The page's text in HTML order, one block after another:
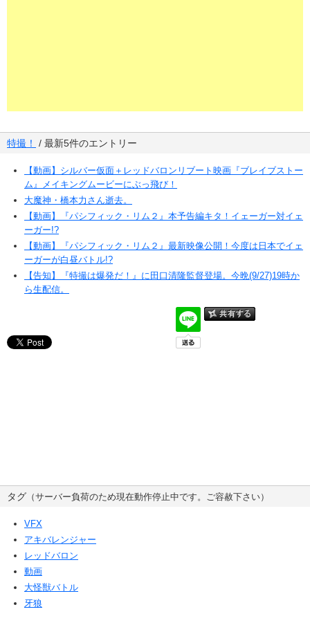
特撮！ / 最新5件のエントリー
【動画】シルバー仮面＋レッドバロンリブート映画『ブレイブストー
ム』メイキングムービーにぶっ飛び！
大魔神・橋本力さん逝去。
【動画】『パシフィック・リム２』本予告編キタ！イェーガー対イェ
ーガー!?
【動画】『パシフィック・リム２』最新映像公開！今度は日本でイェ
ーガーが白昼バトル!?
【告知】『特撮は爆発だ！』に田口清隆監督登場。今晩(9/27)19時か
ら生配信。
タグ （サーバー負荷のため現在動作停止中です。ご容赦下さい）
VFX
アキバレンジャー
レッドバロン
動画
大怪獣バトル
牙狼